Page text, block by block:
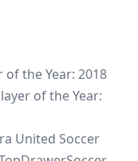
the Year: 2018
of the Year:
United Soccer